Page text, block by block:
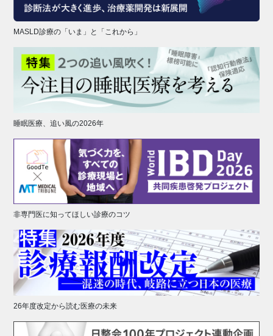
MASLD診療の「いま」と「これから」
睡眠医療、追い風の2026年
非専門医に知ってほしい診療のコツ
26年度改定から読む医療の未来